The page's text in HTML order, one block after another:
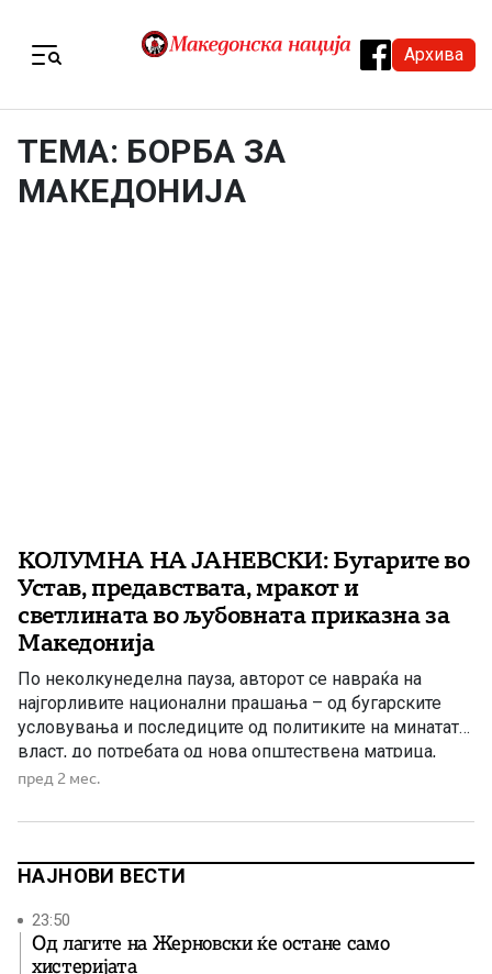
Архива
ТЕМА: БОРБА ЗА
МАКЕДОНИЈА
КОЛУМНА НА ЈАНЕВСКИ: Бугарите во
Устав, предавствата, мракот и
светлината во љубовната приказна за
Македонија
По неколкунеделна пауза, авторот се навраќа на
најгорливите национални прашања – од бугарските
условувања и последиците од политиките на минатата
власт, до потребата од нова општествена матрица,
одговорност и пресврт во Македонија.
пред 2 мес.
НАЈНОВИ ВЕСТИ
23:50
Од лагите на Жерновски ќе остане само
хистеријата